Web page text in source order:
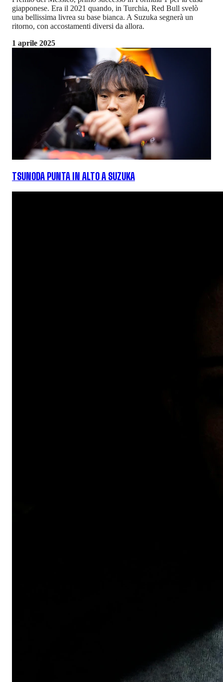
giapponese. Era il 2021 quando, in Turchia, Red Bull svelò
una bellissima livrea su base bianca. A Suzuka segnerà un
ritorno, con accostamenti diversi da allora.
1 aprile 2025
TSUNODA PUNTA IN ALTO A SUZUKA